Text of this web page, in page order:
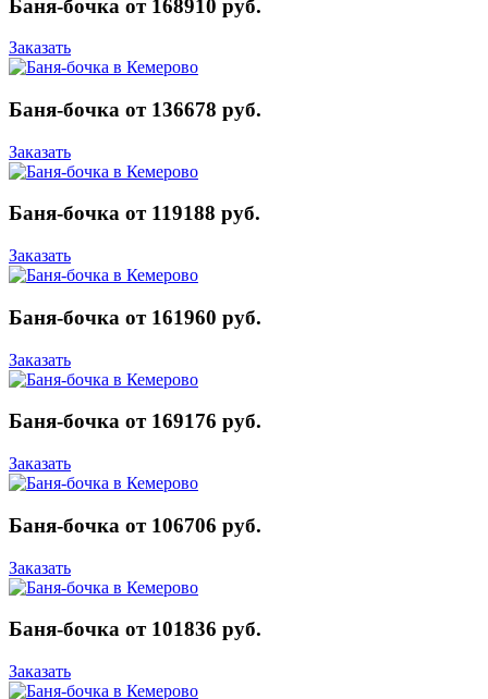
Баня-бочка от 168910 руб.
Заказать
Баня-бочка от 136678 руб.
Заказать
Баня-бочка от 119188 руб.
Заказать
Баня-бочка от 161960 руб.
Заказать
Баня-бочка от 169176 руб.
Заказать
Баня-бочка от 106706 руб.
Заказать
Баня-бочка от 101836 руб.
Заказать